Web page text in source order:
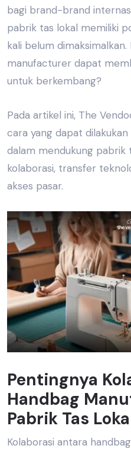
bagi brand-brand
pabrik tas lokal memiliki
kali belum dimaksimalkan.
manufacturer dapat
untuk berkembang?
Pada artikel ini, The
cara yang dapat dilakukan
dalam mendukung pabrik
kolaborasi, transfer
akses pasar.
Pentingnya
Handbag
Pabrik Tas
Kolaborasi antara